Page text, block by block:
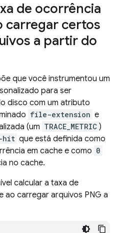
de ocorrência
carregar certos
a partir do
que você instrumentou um
para ser
disco com um atributo
file-extension e
(um TRACE_METRIC )
hit que está definida como
em cache e como 0
no cache.
calcular a taxa de
ao carregar arquivos PNG a